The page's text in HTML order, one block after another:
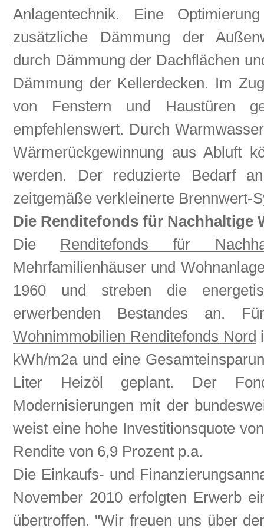
Anlagentechnik. Eine
zusätzliche Dämmung der
durch Dämmung der Dachflächen
Dämmung der Kellerdecken. Im
von Fenstern und Haustüren
empfehlenswert. Durch
Wärmerückgewinnung aus Abluft
werden. Der reduzierte Bedarf
zeitgemäße verkleinerte Brennwert-
Die Renditefonds für Nachhaltige
Die Renditefonds für
Mehrfamilienhäuser und
1960 und streben die
erwerbenden Bestandes an.
Wohnimmobilien Renditefonds Nord
kWh/m2a und eine
Liter Heizöl geplant. Der
Modernisierungen mit der
weist eine hohe Investitionsquote
Rendite von 6,9 Prozent p.a.
Die Einkaufs- und
November 2010 erfolgten Erwerb
übertroffen. "Wir freuen uns über